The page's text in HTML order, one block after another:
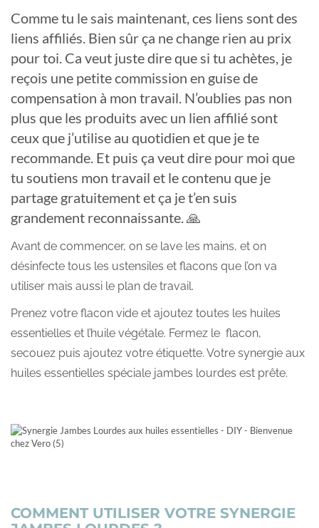
Comme tu le sais maintenant, ces liens sont des
liens affiliés. Bien sûr ça ne change rien au prix
pour toi. Ca veut juste dire que si tu achètes, je
reçois une petite commission en guise de
compensation à mon travail. N’oublies pas non
plus que les produits avec un lien affilié sont
ceux que j’utilise au quotidien et que je te
recommande. Et puis ça veut dire pour moi que
tu soutiens mon travail et le contenu que je
partage gratuitement et ça je t’en suis
grandement reconnaissante. 🙏
Avant de commencer, on se lave les mains, et on
désinfecte tous les ustensiles et flacons que l’on va
utiliser mais aussi le plan de travail.
Prenez votre flacon vide et ajoutez toutes les huiles
essentielles et l’huile végétale. Fermez le flacon,
secouez puis ajoutez votre étiquette. Votre synergie aux
huiles essentielles spéciale jambes lourdes est prête.
COMMENT UTILISER VOTRE SYNERGIE